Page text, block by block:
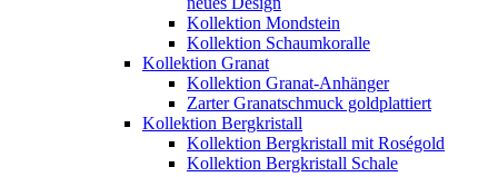
Kollektion Mondstein
Kollektion Schaumkoralle
Kollektion Granat
Kollektion Granat-Anhänger
Zarter Granatschmuck goldplattiert
Kollektion Bergkristall
Kollektion Bergkristall mit Roségold
Kollektion Bergkristall Schale